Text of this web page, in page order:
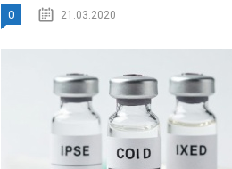
0 21.03.2020